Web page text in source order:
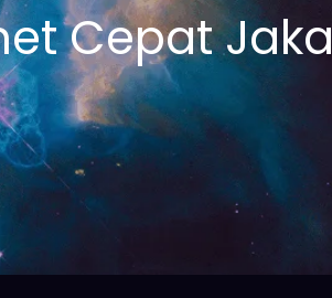
Cepat